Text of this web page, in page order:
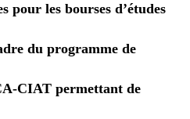
pour les bourses d’études
du programme de
CIATpermettant de